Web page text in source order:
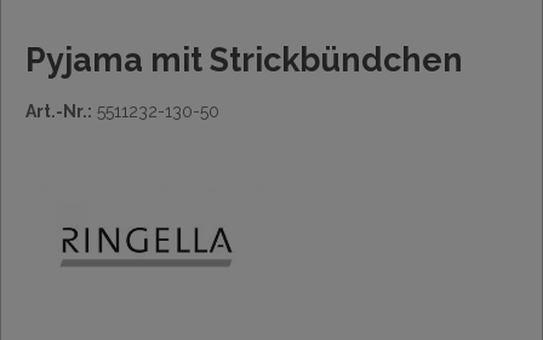
Pyjama mit Strickbündchen
Art.-Nr.: 5511232-130-50